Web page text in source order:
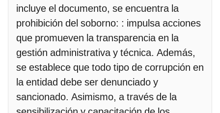
incluye el documento, se encuentra la
prohibición del soborno: : impulsa acciones
que promueven la transparencia en la
gestión administrativa y técnica. Además,
se establece que todo tipo de corrupción en
la entidad debe ser denunciado y
sancionado. Asimismo, a través de la